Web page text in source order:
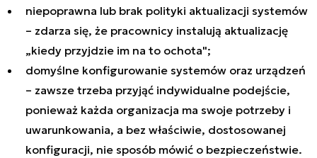
niepoprawna lub brak polityki aktualizacji systemów
– zdarza się, że pracownicy instalują aktualizację
„kiedy przyjdzie im na to ochota";
domyślne konfigurowanie systemów oraz urządzeń
– zawsze trzeba przyjąć indywidualne podejście,
ponieważ każda organizacja ma swoje potrzeby i
uwarunkowania, a bez właściwie, dostosowanej
konfiguracji, nie sposób mówić o bezpieczeństwie.